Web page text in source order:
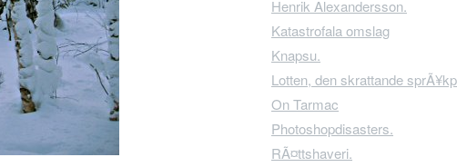
Henrik Alexandersson.
Katastrofala omslag
Knapsu.
Lotten, den skrattande
On Tarmac
Photoshopdisasters.
RÃ¤ttshaveri.